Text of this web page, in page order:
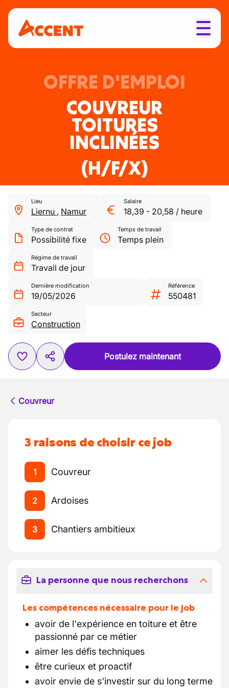
OFFRE D'EMPLOI
COUVREUR
TOITURES
INCLINÉES
(H/F/X)
Lieu
Liernu , Namur
Salaire
18,39 - 20,58 / heure
Type de contrat
Possibilité fixe
Temps de travail
Temps plein
Régime de travail
Travail de jour
Dernière modification
19/05/2026
Référence
550481
Secteur
Construction
Postulez maintenant
Couvreur
3 raisons de choisir ce job
1 Couvreur
2 Ardoises
3 Chantiers ambitieux
La personne que nous recherchons
Les compétences nécessaire pour le job
avoir de l'expérience en toiture et être
passionné par ce métier
aimer les défis techniques
être curieux et proactif
avoir envie de s'investir sur du long terme